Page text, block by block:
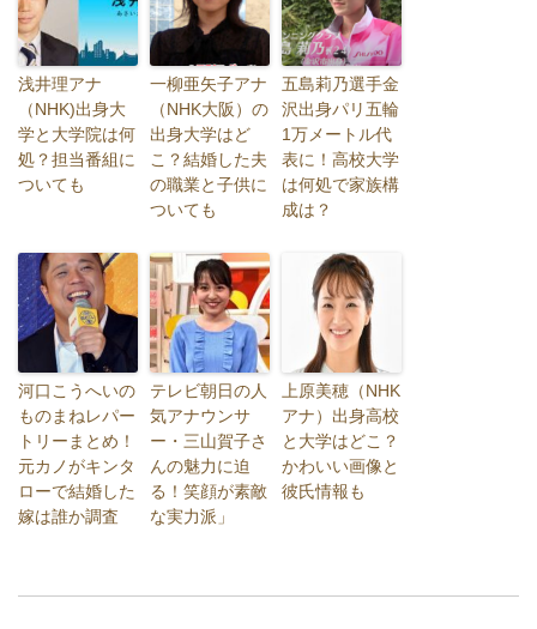
浅井理アナ
（NHK)出身大
学と大学院は何
処？担当番組に
ついても
一柳亜矢子アナ
（NHK大阪）の
出身大学はど
こ？結婚した夫
の職業と子供に
ついても
五島莉乃選手金
沢出身パリ五輪
1万メートル代
表に！高校大学
は何処で家族構
成は？
河口こうへいの
ものまねレパー
トリーまとめ！
元カノがキンタ
ローで結婚した
嫁は誰か調査
テレビ朝日の人
気アナウンサ
ー・三山賀子さ
んの魅力に迫
る！笑顔が素敵
な実力派」
上原美穂（NHK
アナ）出身高校
と大学はどこ？
かわいい画像と
彼氏情報も